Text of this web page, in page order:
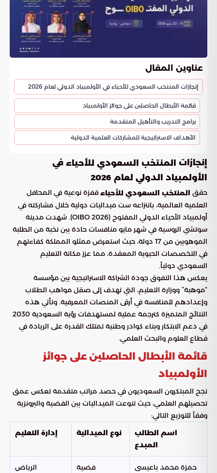
عناوين المقال
إنجازات المنتخب السعودي للأحياء في الأولمبياد الدولي لعام 2026
قائمة الأبطال الحاصلين على جوائز الأولمبياد
برامج التدريب والتأهيل المتقدمة
الأهداف الاستراتيجية للمشاركات العلمية الدولية
إنجازات المنتخب السعودي للأحياء في
الأولمبياد الدولي لعام 2026
حقق المنتخب السعودي للأحياء قفزة نوعية في المحافل
العلمية العالمية، بانتزاعه ست ميداليات دولية خلال مشاركته في
أولمبياد الأحياء الدولي المفتوح (OIBO 2026). شهدت مدينة
سوتشي الروسية في شهر مايو منافسات حادة بين نخبة من الطلبة
الموهوبين من 17 دولة، حيث استعرض ممثلو المملكة كفاءتهم
في التخصصات الحيوية المعقدة، مما عزز مكانة التعليم
السعودي دولياً.
يعكس هذا التفوق جودة الشراكة الاستراتيجية بين مؤسسة
“موهبة” ووزارة التعليم، التي تهدف إلى صقل مواهب الطلاب
وإعدادهم للمنافسة في أرقى المنصات المعرفية. وتأتي هذه
النتائج المتميزة كترجمة عملية لمستهدفات رؤية السعودية 2030
في دعم الابتكار وبناء كوادر وطنية تمتلك القدرة على الريادة في
قطاع العلوم والبحث العلمي.
قائمة الأبطال الحاصلين على جوائز
الأولمبياد
نجح المبتكرون السعوديون في حصد مراتب متقدمة تعكس عمق
تحصيلهم العلمي، حيث تنوعت الميداليات بين الفضية والبرونزية
وفقاً للتوزيع التالي:
اسم الطالب
المبدع
نوع الميدالية إدارة التعليم
حمزة محمد باعيسى فضية الرياض